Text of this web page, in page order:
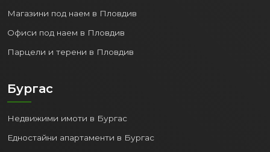
Магазини под наем в Пловдив
Офиси под наем в Пловдив
Парцели и терени в Пловдив
Бургас
Недвижими имоти в Бургас
Едностайни апартаменти в Бургас